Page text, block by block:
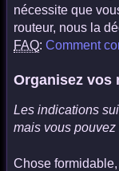
nécessite que
routeur, nous la
FAQ: Comment
Organisez vos
Les indications
mais vous pouvez
Chose